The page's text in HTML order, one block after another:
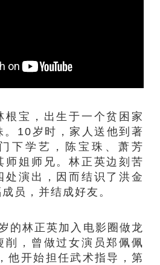
宝，出生于一个贫困家
。10岁时，家人送他到著
下学艺，陈宝珠、萧芳
师姐师兄。林正英边刻苦
处演出，因而结识了洪金
员，并结成好友。
林正英加入电影圈做龙
削，曾做过女演员郑佩佩
他开始担任武术指导，第